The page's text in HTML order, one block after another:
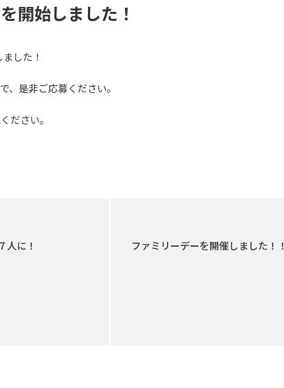
開始しました！
した！
、是非ご応募ください。
ださい。
に！
ファミリーデーを開催しました！！